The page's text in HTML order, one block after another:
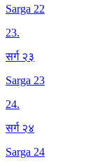
Sarga 22
23.
सर्ग २३
Sarga 23
24.
सर्ग २४
Sarga 24